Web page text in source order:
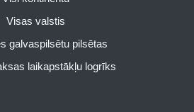
Visas valstis
galvaspilsētu pilsētas
laikapstākļu logrīks